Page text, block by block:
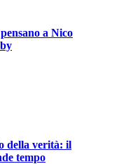
a Nico
della verità: il
tempo